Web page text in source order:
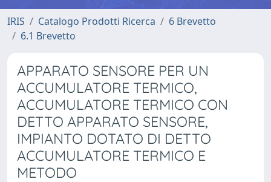
IRIS Catalogo Prodotti Ricerca
6 Brevetto
6.1 Brevetto
APPARATO SENSORE PER UN
ACCUMULATORE TERMICO,
ACCUMULATORE TERMICO CON
DETTO APPARATO SENSORE,
IMPIANTO DOTATO DI DETTO
ACCUMULATORE TERMICO E
METODO